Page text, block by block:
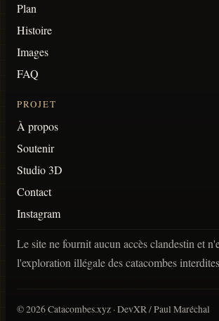
Plan
Histoire
Images
FAQ
PROJET
À propos
Soutenir
Studio 3D
Contact
Instagram
Le site ne fournit aucun accès clandestin et
l'exploration illégale des catacombes
©2026Catacombes.xyz · DevXR / Paul Maréchal